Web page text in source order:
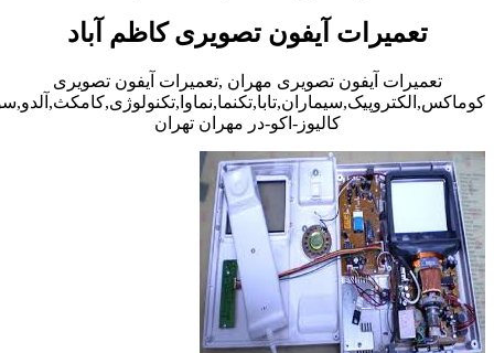
تعمیرات آیفون تصویری کاظم آباد
تعمیرات آیفون تصویری مهران ,تعمیرات آیفون تصویری
کالیوز-اکو-در مهران تهران